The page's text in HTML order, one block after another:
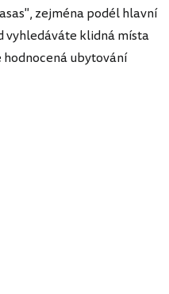
zejména podél hlavní
vyhledáváte klidná místa
ubytování